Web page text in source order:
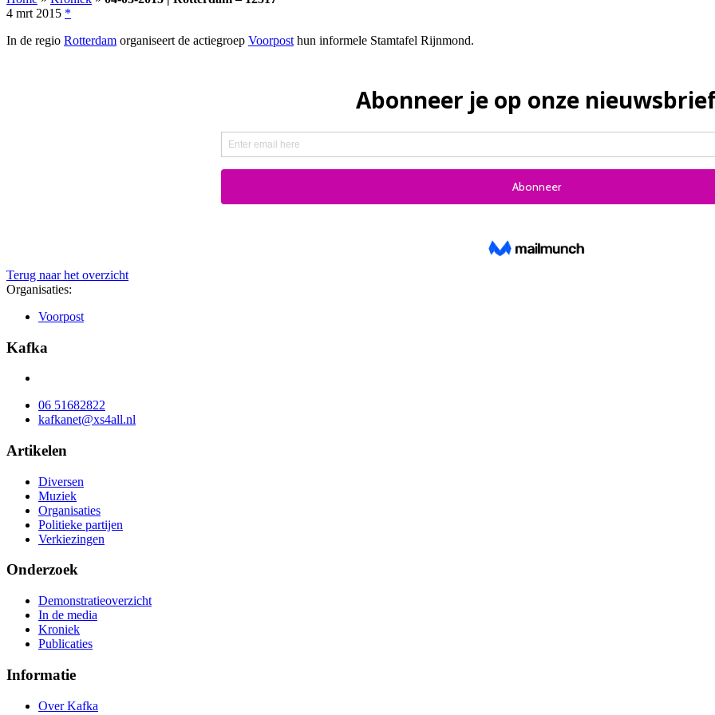
4 mrt 2015 *
In de regio Rotterdam organiseert de actiegroep Voorpost hun informele Stamtafel Rijnmond.
Terug naar het overzicht
Organisaties:
Voorpost
Kafka
06 51682822
kafkanet@xs4all.nl
Artikelen
Diversen
Muziek
Organisaties
Politieke partijen
Verkiezingen
Onderzoek
Demonstratieoverzicht
In de media
Kroniek
Publicaties
Informatie
Over Kafka